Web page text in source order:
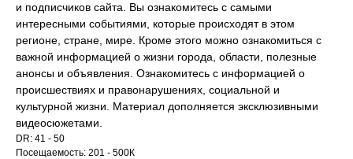
и подписчиков сайта. Вы ознакомитесь с самыми
интересными событиями, которые происходят в этом
регионе, стране, мире. Кроме этого можно ознакомиться с
важной информацией о жизни города, области, полезные
анонсы и объявления. Ознакомитесь с информацией о
происшествиях и правонарушениях, социальной и
культурной жизни. Материал дополняется эксклюзивными
видеосюжетами.
DR: 41 - 50
Посещаемость: 201 - 500К